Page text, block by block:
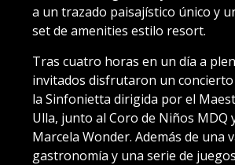
a un trazado paisajístico único y
set de amenities estilo resort.
Tras cuatro horas en un día a
invitados disfrutaron un
la Sinfonietta dirigida por el
Ulla, junto al Coro de Niños MDQ
Marcela Wonder. Además de una
gastronomía y una serie de